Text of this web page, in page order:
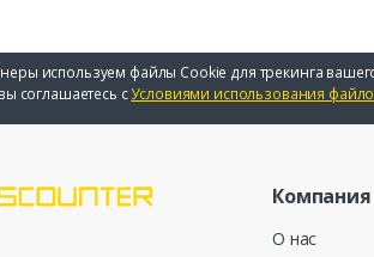
используем файлы Cookie для трекинга
соглашаетесь сУсловиями использования
Компания
О нас